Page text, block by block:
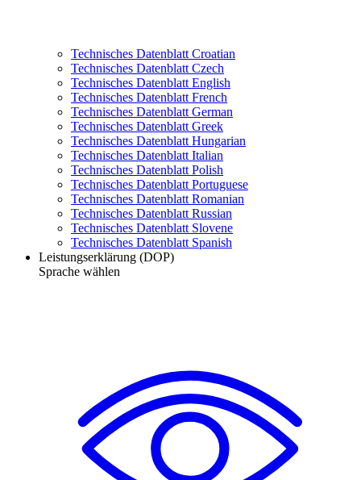
Technisches Datenblatt Croatian
Technisches Datenblatt Czech
Technisches Datenblatt English
Technisches Datenblatt French
Technisches Datenblatt German
Technisches Datenblatt Greek
Technisches Datenblatt Hungarian
Technisches Datenblatt Italian
Technisches Datenblatt Polish
Technisches Datenblatt Portuguese
Technisches Datenblatt Romanian
Technisches Datenblatt Russian
Technisches Datenblatt Slovene
Technisches Datenblatt Spanish
Leistungserklärung (DOP)
Sprache wählen